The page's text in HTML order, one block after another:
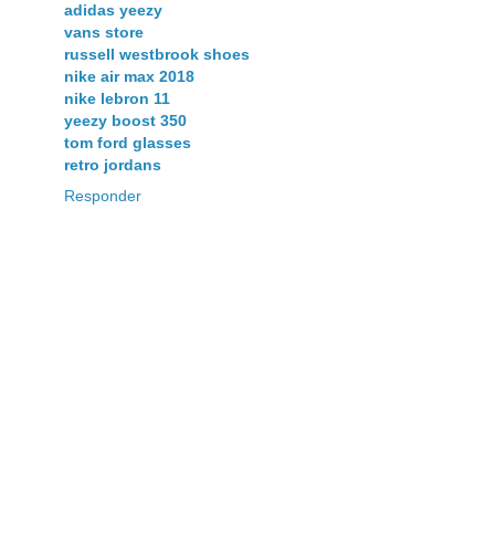
adidas yeezy
vans store
russell westbrook shoes
nike air max 2018
nike lebron 11
yeezy boost 350
tom ford glasses
retro jordans
Responder